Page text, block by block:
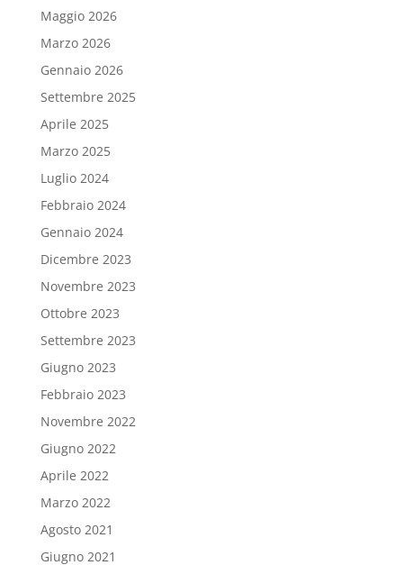
Maggio 2026
Marzo 2026
Gennaio 2026
Settembre 2025
Aprile 2025
Marzo 2025
Luglio 2024
Febbraio 2024
Gennaio 2024
Dicembre 2023
Novembre 2023
Ottobre 2023
Settembre 2023
Giugno 2023
Febbraio 2023
Novembre 2022
Giugno 2022
Aprile 2022
Marzo 2022
Agosto 2021
Giugno 2021